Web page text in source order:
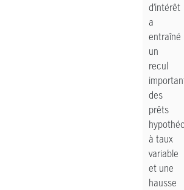
d’intérêt
a
entraîné
un
recul
des
prêts
à taux
variable
et une
hausse